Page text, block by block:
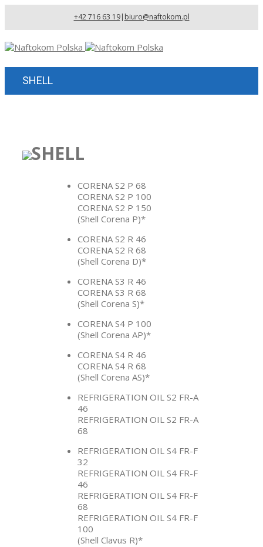
+42 716 63 19| biuro@naftokom.pl
SHELL
SHELL
CORENA S2 P 68
CORENA S2 P 100
CORENA S2 P 150
(Shell Corena P)*
CORENA S2 R 46
CORENA S2 R 68
(Shell Corena D)*
CORENA S3 R 46
CORENA S3 R 68
(Shell Corena S)*
CORENA S4 P 100
(Shell Corena AP)*
CORENA S4 R 46
CORENA S4 R 68
(Shell Corena AS)*
REFRIGERATION OIL S2 FR-A
46
REFRIGERATION OIL S2 FR-A
68
REFRIGERATION OIL S4 FR-F
32
REFRIGERATION OIL S4 FR-F
46
REFRIGERATION OIL S4 FR-F
68
REFRIGERATION OIL S4 FR-F
100
(Shell Clavus R)*